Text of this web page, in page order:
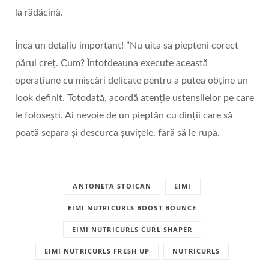
la rădăcină.
Încă un detaliu important! ”Nu uita să piepteni corect
părul creț. Cum? Întotdeauna execute această
operațiune cu mișcări delicate pentru a putea obține un
look definit. Totodată, acordă atenție ustensilelor pe care
le folosești. Ai nevoie de un pieptăn cu dinții care să
poată separa și descurca șuvițele, fără să le rupă.
ANTONETA STOICAN EIMI
EIMI NUTRICURLS BOOST BOUNCE
EIMI NUTRICURLS CURL SHAPER
EIMI NUTRICURLS FRESH UP NUTRICURLS